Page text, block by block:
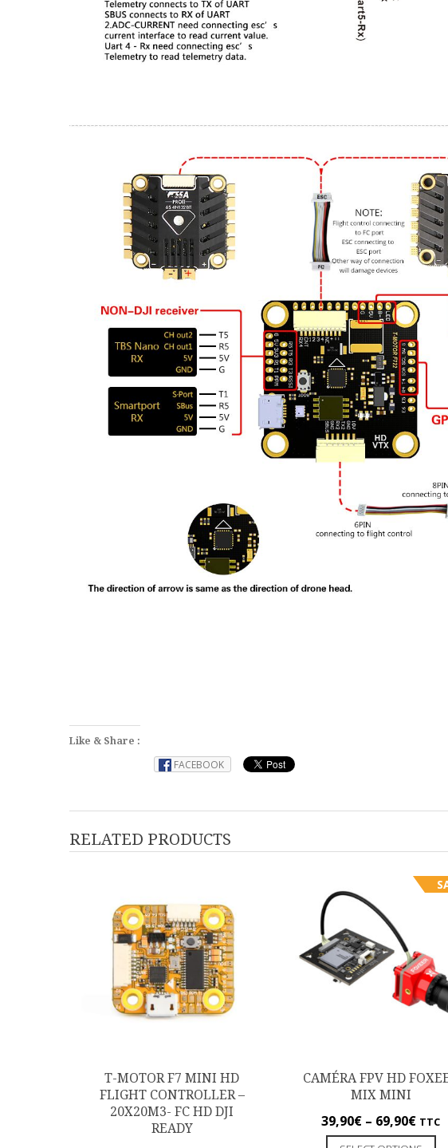
Like & Share :
FACEBOOK
RELATED PRODUCTS
T-MOTOR F7 MINI HD
FLIGHT CONTROLLER –
20X20M3- FC HD DJI
READY
CAMÉRA FPV HD
MIX MINI
39,90€ – 69,90€ TTC